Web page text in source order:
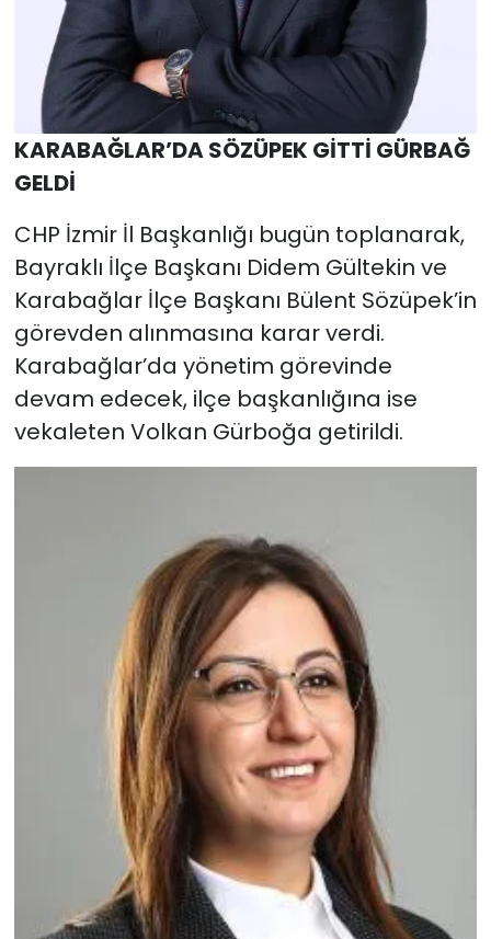
KARABAĞLAR’DA SÖZÜPEK GİTTİ GÜRBAĞ
GELDİ
CHP İzmir İl Başkanlığı bugün toplanarak,
Bayraklı İlçe Başkanı Didem Gültekin ve
Karabağlar İlçe Başkanı Bülent Sözüpek’in
görevden alınmasına karar verdi.
Karabağlar’da yönetim görevinde
devam edecek, ilçe başkanlığına ise
vekaleten Volkan Gürboğa getirildi.